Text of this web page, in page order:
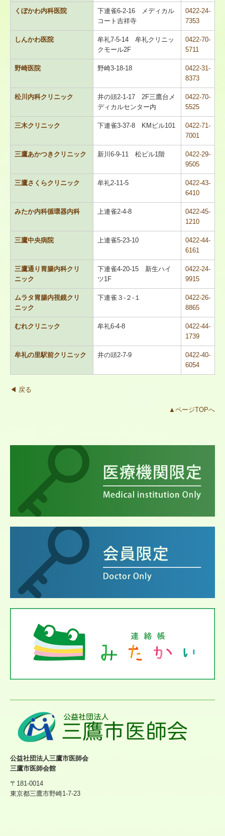
プライバシーポリシー
くぼかわ内科医院
下連雀6-2-16 メディカル
コート吉祥寺
0422-24-
7353
しんかわ医院
牟礼7-5-14 牟礼クリニッ
クモール2F
0422-70-
5711
野崎医院 野崎3-18-18
0422-31-
8373
松川内科クリニック
井の頭2-1-17 2F三鷹台メ
ディカルセンター内
0422-70-
5525
三木クリニック 下連雀3-37-8 KMビル101
0422-71-
7001
三鷹あかつきクリニック 新川6-9-11 松ビル1階
0422-29-
9505
三鷹さくらクリニック 牟礼2-11-5
0422-43-
6410
みたか内科循環器内科 上連雀2-4-8
0422-45-
1210
三鷹中央病院 上連雀5-23-10
0422-44-
6161
三鷹通り胃腸内科クリ
ニック
下連雀4-20-15 新生ハイ
ツ1F
0422-24-
9915
ムラタ胃腸内視鏡クリ
ニック
下連雀３-２-１
0422-26-
8865
むれクリニック 牟礼6-4-8
0422-44-
1739
牟礼の里駅前クリニック 井の頭2-7-9
0422-40-
6054
◀ 戻る
▲ページTOPへ
公益社団法人三鷹市医師会
三鷹市医師会館
〒181-0014
東京都三鷹市野崎1-7-23